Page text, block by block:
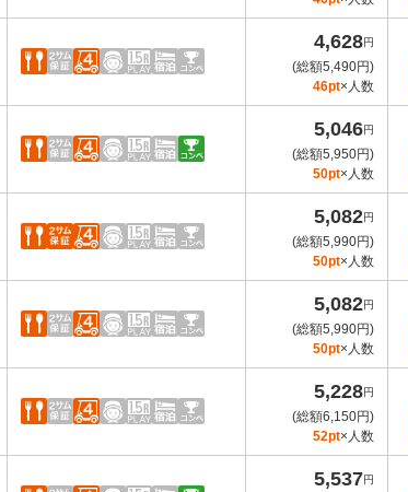
4,628円
(総額5,490円)
46pt×人数
5,046円
(総額5,950円)
50pt×人数
5,082円
(総額5,990円)
50pt×人数
5,082円
(総額5,990円)
50pt×人数
5,228円
(総額6,150円)
52pt×人数
5,537円